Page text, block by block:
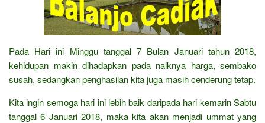
Pada Hari ini Minggu tanggal 7 Bulan Januari tahun 2018,
kehidupan makin dihadapkan pada naiknya harga, sembako
susah, sedangkan penghasilan kita juga masih cenderung tetap.
Kita ingin semoga hari ini lebih baik daripada hari kemarin Sabtu
tanggal 6 Januari 2018, maka kita akan menjadi ummat yang